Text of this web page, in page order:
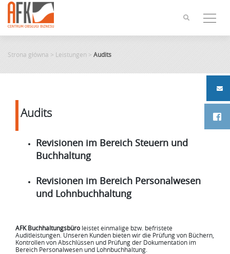
content
Strona główna > Leistungen > Audits
Audits
Revisionen im Bereich Steuern und
Buchhaltung
Revisionen im Bereich Personalwesen
und Lohnbuchhaltung
AFK Buchhaltungsbüro leistet einmalige bzw. befristete
Auditleistungen. Unseren Kunden bieten wir die Prüfung von Büchern,
Kontrollen von Abschlüssen und Prüfung der Dokumentation im
Bereich Personalwesen und Lohnbuchhaltung.